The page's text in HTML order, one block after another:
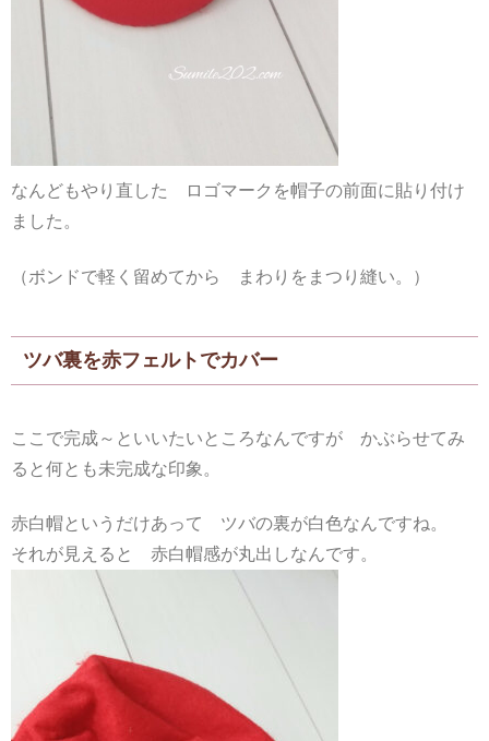
なんどもやり直した ロゴマークを帽子の前面に貼り付け
ました。
（ボンドで軽く留めてから まわりをまつり縫い。）
ツバ裏を赤フェルトでカバー
ここで完成～といいたいところなんですが かぶらせてみ
ると何とも未完成な印象。
赤白帽というだけあって ツバの裏が白色なんですね。
それが見えると 赤白帽感が丸出しなんです。